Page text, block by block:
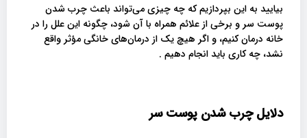
بیایید به این بپردازیم که چه چیزی می‌تواند باعث چرب شدن
پوست سر و برخی از علائم همراه با آن شود، چگونه این علل را در
خانه درمان کنیم، و اگر هیچ یک از درمان‌های خانگی مؤثر واقع
نشد، چه کاری باید انجام دهیم .
دلایل چرب شدن پوست سر